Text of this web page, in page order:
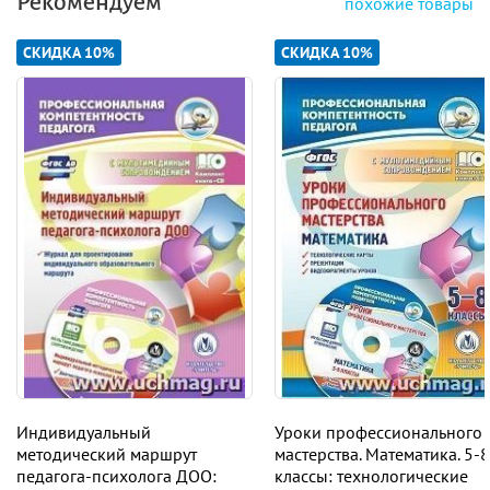
профессионального опыта с учетом приоритетов развития
дошкольного образования. Профессионально
компетентным можно назвать педагога, который на
высоком уровне осуществляет образовательную
деятельность, педагогическое общение, успешно решая
профессиональные задачи разного уровня сложности и
достигая высоких результатов профессионального труда.
Данный процесс ведет к развитию индивидуальных
профессиональных качеств, формированию
индивидуального, а значит, неповторимого стиля
профессиональной деятельности педагога – так
называемого профессионального почерка, когда все, что
делает педагог, несет своеобразный «отпечаток» его
личности. Педагог не просто накапливает, но и
транслирует инновационный профессиональный опыт, что
предполагает его непрерывное самообразование,
мыслящий, прогнозирующий результаты своей
деятельности и моделирующий образовательный процесс
СКИДКА 10%
Индивидуальный
методический маршрут
педагога-психолога ДОО:
СКИДКА 10%
Уроки профессионального
мастерства. Математика. 5-8
классы: технологические